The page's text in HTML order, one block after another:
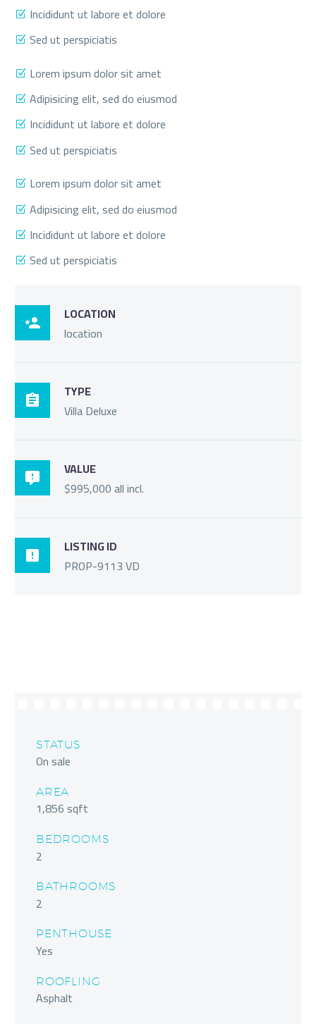
Incididunt ut labore et dolore
Sed ut perspiciatis
Lorem ipsum dolor sit amet
Adipisicing elit, sed do eiusmod
Incididunt ut labore et dolore
Sed ut perspiciatis
Lorem ipsum dolor sit amet
Adipisicing elit, sed do eiusmod
Incididunt ut labore et dolore
Sed ut perspiciatis

LOCATION
location

TYPE
Villa Deluxe

VALUE
$995,000 all incl.

LISTING ID
PROP-9113 VD
STATUS
On sale
AREA
1,856 sqft
BEDROOMS
2
BATHROOMS
2
PENTHOUSE
Yes
ROOFLING
Asphalt